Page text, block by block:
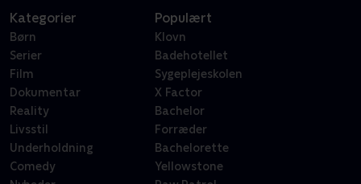
Kategorier
Børn
Serier
Film
Dokumentar
Reality
Livsstil
Underholdning
Comedy
Populært
Klovn
Badehotellet
Sygeplejeskolen
X Factor
Bachelor
Forræder
Bachelorette
Yellowstone